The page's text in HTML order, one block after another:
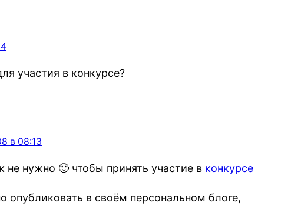
участия в конкурсе?
в 08:13
не нужно 🙂 чтобы принять участие в конкурсе
опубликовать в своём персональном блоге,